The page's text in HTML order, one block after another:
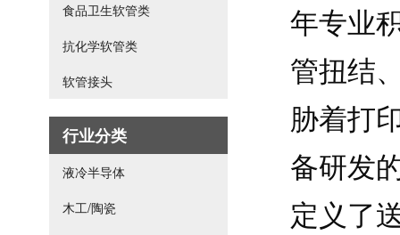
食品卫生软管类
抗化学软管类
软管接头
行业分类
液冷半导体
木工/陶瓷
年专业
管扭结
胁着打
备研发
定义了